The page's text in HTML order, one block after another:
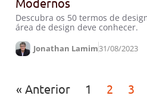
Descubra os 50 termos de
área de design deve conhecer.
Jonathan Lamim31/08/2023
« Anterior 1 2 3